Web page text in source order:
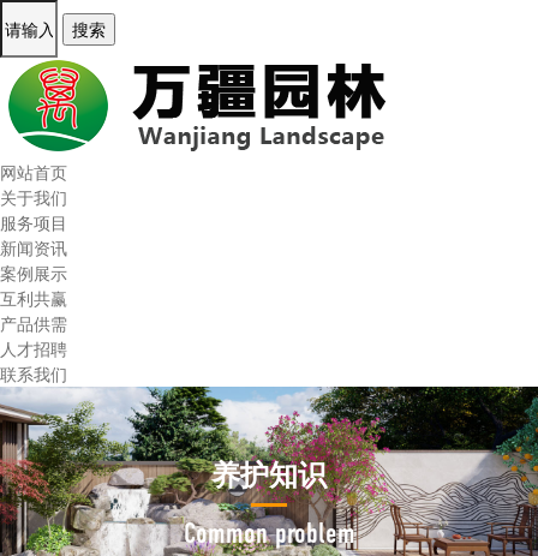
网站首页
关于我们
服务项目
新闻资讯
案例展示
互利共赢
产品供需
人才招聘
联系我们
养护知识
Common problem